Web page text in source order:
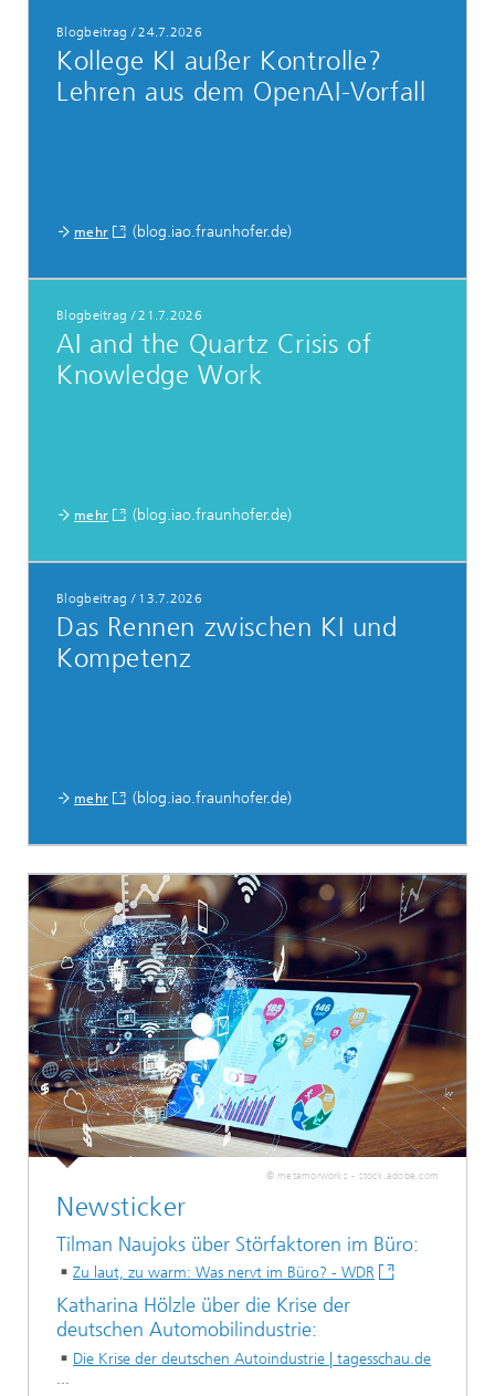
Blogbeitrag / 24.7.2026
Kollege KI außer Kontrolle?
Lehren aus dem OpenAI-Vorfall
mehr (blog.iao.fraunhofer.de)
Blogbeitrag / 21.7.2026
AI and the Quartz Crisis of
Knowledge Work
mehr (blog.iao.fraunhofer.de)
Blogbeitrag / 13.7.2026
Das Rennen zwischen KI und
Kompetenz
mehr (blog.iao.fraunhofer.de)
© metamorworks - stock.adobe.com
Newsticker
Tilman Naujoks über Störfaktoren im Büro:
Zu laut, zu warm: Was nervt im Büro? - WDR
Katharina Hölzle über die Krise der
deutschen Automobilindustrie:
Die Krise der deutschen Autoindustrie | tagesschau.de
...